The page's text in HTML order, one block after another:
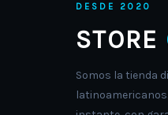
DESDE 2020
STORE
Somos la tienda
latinoamericanos.